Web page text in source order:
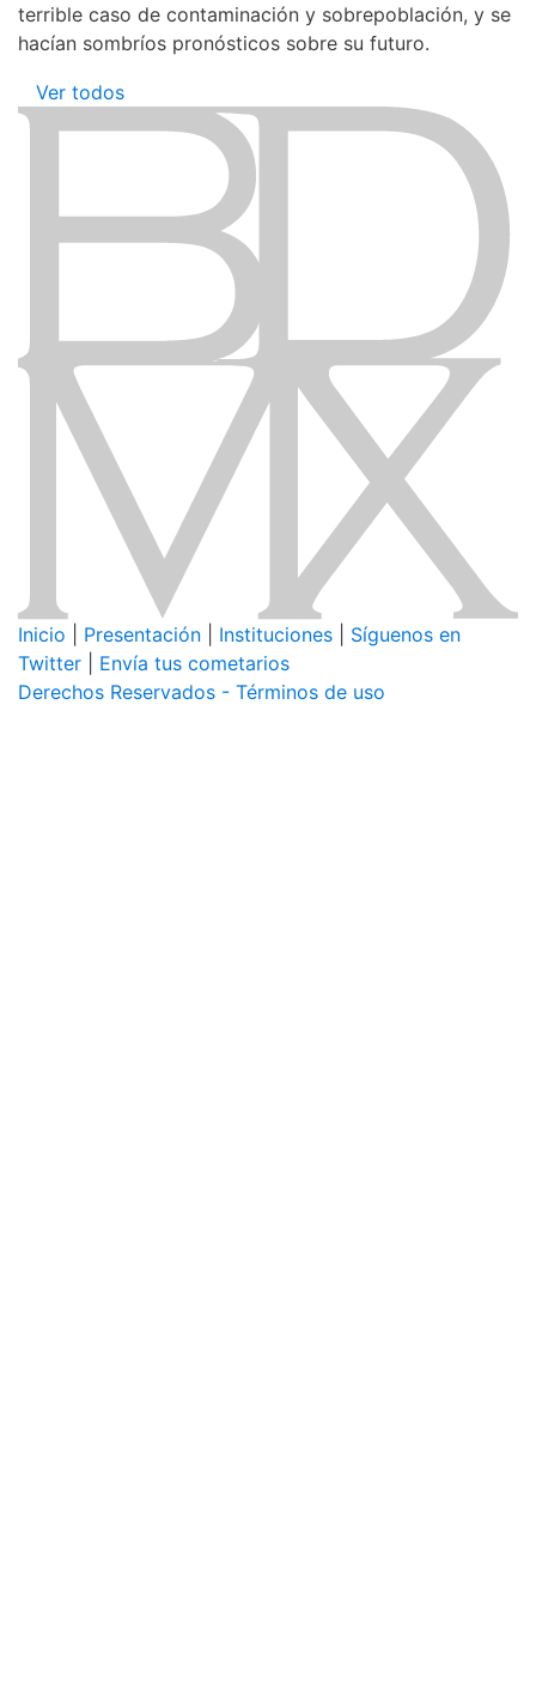
terrible caso de contaminación y sobrepoblación, y se
hacían sombríos pronósticos sobre su futuro.
Ver todos
Inicio Presentación Instituciones
Síguenos en
Twitter
Envía tus cometarios
Derechos Reservados - Términos de uso